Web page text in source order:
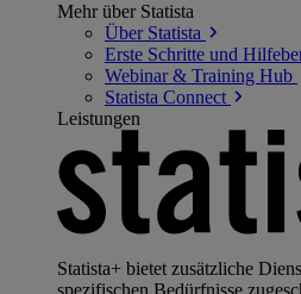
Mehr über Statista
Über Statista
Erste Schritte und
Webinar & Training Hub
Statista Connect
Leistungen
Statista+ bietet zusätzliche
spezifischen Bedürfnisse